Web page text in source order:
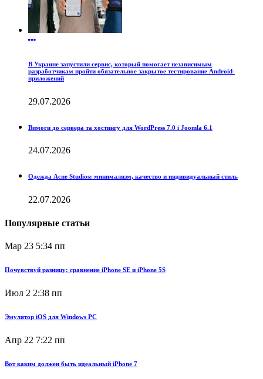
В Украине запустили сервис, который помогает независимым
разработчикам пройти обязательное закрытое тестирование Android-
приложений
29.07.2026
Вимоги до сервера та хостингу для WordPress 7.0 і Joomla 6.1
24.07.2026
Одежда Acne Studios: минимализм, качество и индивидуальный стиль
22.07.2026
Популярные статьи
Мар 23 5:34 пп
Почувствуй разницу: сравнение iPhone SE и iPhone 5S
Июл 2 2:38 пп
Эмулятор iOS для Windows PC
Апр 22 7:22 пп
Вот каким должен быть идеальный iPhone 7